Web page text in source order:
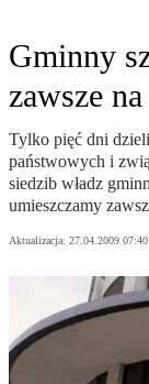
Gminny
zawsze
Tylko pięć dni
państwowych i
siedzib władz
umieszczamy
Aktualizacja: 27.04.2009 07:40